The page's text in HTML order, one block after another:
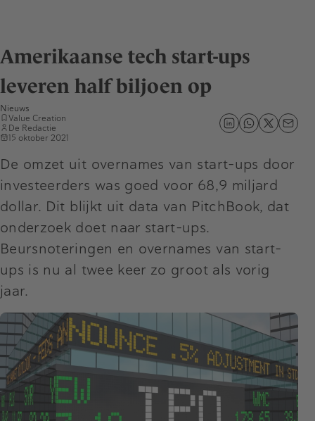
Amerikaanse tech start-ups
leveren half biljoen op
Nieuws
Value Creation
De Redactie
15 oktober 2021
De omzet uit overnames van start-ups door
investeerders was goed voor 68,9 miljard
dollar. Dit blijkt uit data van PitchBook, dat
onderzoek doet naar start-ups.
Beursnoteringen en overnames van start-
ups is nu al twee keer zo groot als vorig
jaar.